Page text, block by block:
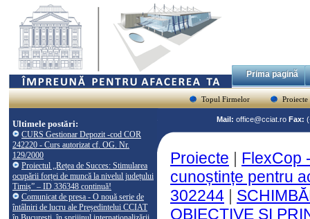
Prima pagină
Topul Firmelor Proiecte
Ultimele postări:
CURS Gestionar Depozit -cod COR
242220 - Curs autorizat cf. OG. Nr.
129/2000
Proiectul „Rețea de Succes: Stimularea
ocupării forței de muncă la nivelul județului
Timiș” – ID 336348 continuă!
Comunicat de presa - O nouă serie de
întâlniri de lucru ale Președintelui CCIAT
Mail: office@cciat.ro Fax:
Proiecte | FlexCop
cunoștințe pentru
302244 |
OBIECTIVE ȘI